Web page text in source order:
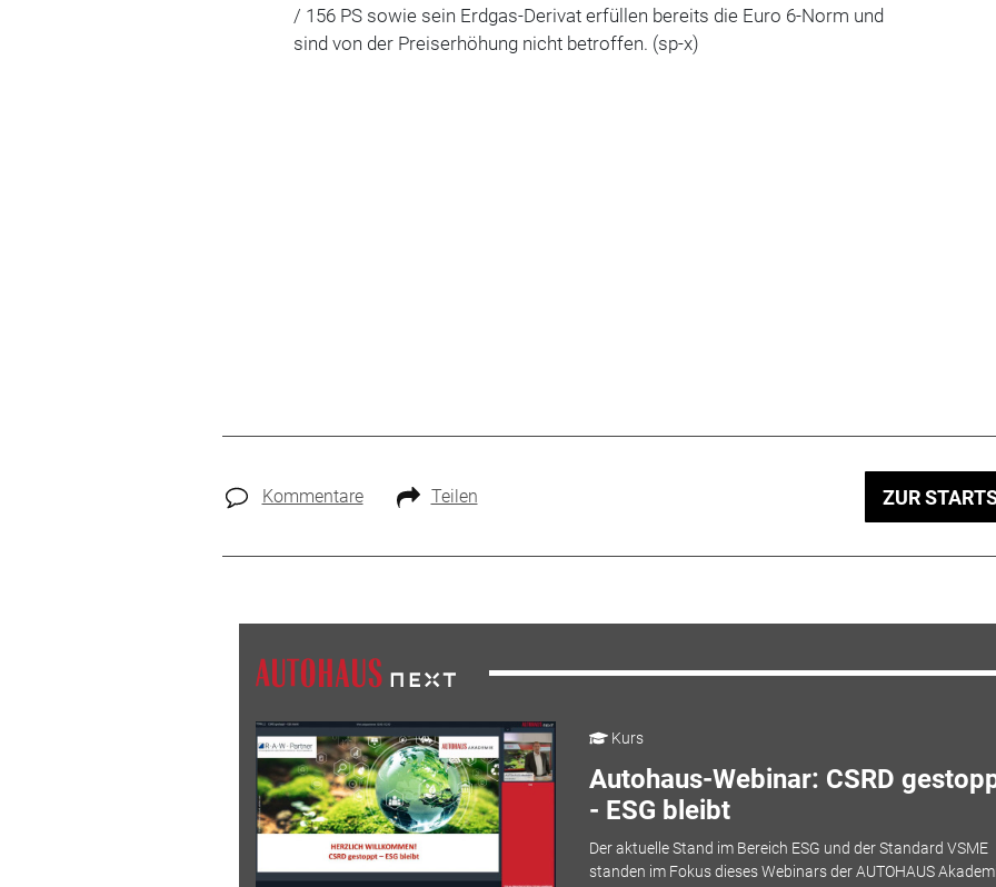
/ 156 PS sowie sein Erdgas-Derivat erfüllen bereits die Euro 6-Norm und
sind von der Preiserhöhung nicht betroffen. (sp-x)
Kommentare Teilen ZUR
Kurs
Autohaus-Webinar: CSRD
- ESG bleibt
Der aktuelle Stand im Bereich ESG und der Standard VSME
standen im Fokus dieses Webinars der AUTOHAUS